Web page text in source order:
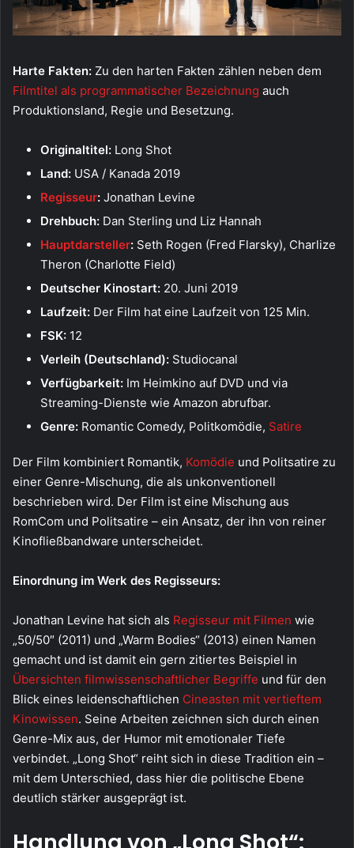
Harte Fakten: Zu den harten Fakten zählen neben dem
Filmtitel als programmatischer Bezeichnung auch
Produktionsland, Regie und Besetzung.
Originaltitel: Long Shot
Land: USA / Kanada 2019
Regisseur: Jonathan Levine
Drehbuch: Dan Sterling und Liz Hannah
Hauptdarsteller: Seth Rogen (Fred Flarsky), Charlize
Theron (Charlotte Field)
Deutscher Kinostart: 20. Juni 2019
Laufzeit: Der Film hat eine Laufzeit von 125 Min.
FSK: 12
Verleih (Deutschland): Studiocanal
Verfügbarkeit: Im Heimkino auf DVD und via
Streaming-Dienste wie Amazon abrufbar.
Genre: Romantic Comedy, Politkomödie, Satire
Der Film kombiniert Romantik, Komödie und Politsatire zu
einer Genre-Mischung, die als unkonventionell
beschrieben wird. Der Film ist eine Mischung aus
RomCom und Politsatire – ein Ansatz, der ihn von reiner
Kinofließbandware unterscheidet.
Einordnung im Werk des Regisseurs:
Jonathan Levine hat sich als Regisseur mit Filmen wie
„50/50″ (2011) und „Warm Bodies“ (2013) einen Namen
gemacht und ist damit ein gern zitiertes Beispiel in
Übersichten filmwissenschaftlicher Begriffe und für den
Blick eines leidenschaftlichen Cineasten mit vertieftem
Kinowissen. Seine Arbeiten zeichnen sich durch einen
Genre-Mix aus, der Humor mit emotionaler Tiefe
verbindet. „Long Shot“ reiht sich in diese Tradition ein –
mit dem Unterschied, dass hier die politische Ebene
deutlich stärker ausgeprägt ist.
Handlung von „Long Shot“: